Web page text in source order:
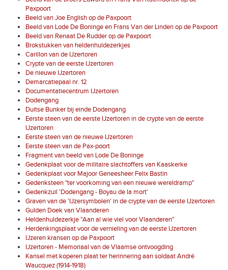
Paxpoort
Beeld van Joe English op de Paxpoort
Beeld van Lode De Boninge en Frans Van der Linden op de Paxpoort
Beeld van Renaat De Rudder op de Paxpoort
Brokstukken van heldenhuldezerkjes
Carillon van de IJzertoren
Crypte van de eerste IJzertoren
De nieuwe IJzertoren
Demarcatiepaal nr. 12
Documentatiecentrum IJzertoren
Dodengang
Duitse Bunker bij einde Dodengang
Eerste steen van de eerste IJzertoren in de crypte van de eerste
IJzertoren
Eerste steen van de nieuwe IJzertoren
Eerste steen van de Pax-poort
Fragment van beeld van Lode De Boninge
Gedenkplaat voor de militaire slachtoffers van Kaaskerke
Gedenkplaat voor Majoor Geneesheer Felix Bastin
Gedenksteen "ter voorkoming van een nieuwe wereldramp"
Gedenkzuil 'Dodengang - Boyau de la mort'
Graven van de 'IJzersymbolen' in de crypte van de eerste IJzertoren
Gulden Doek van Vlaanderen
Heldenhuldezerkje "Aan al wie viel voor Vlaanderen"
Herdenkingsplaat voor de vernieling van de eerste IJzertoren
IJzeren kransen op de Paxpoort
IJzertoren - Memoriaal van de Vlaamse ontvoogding
Kansel met koperen plaat ter herinnering aan soldaat André
Waucquez (1914-1918)